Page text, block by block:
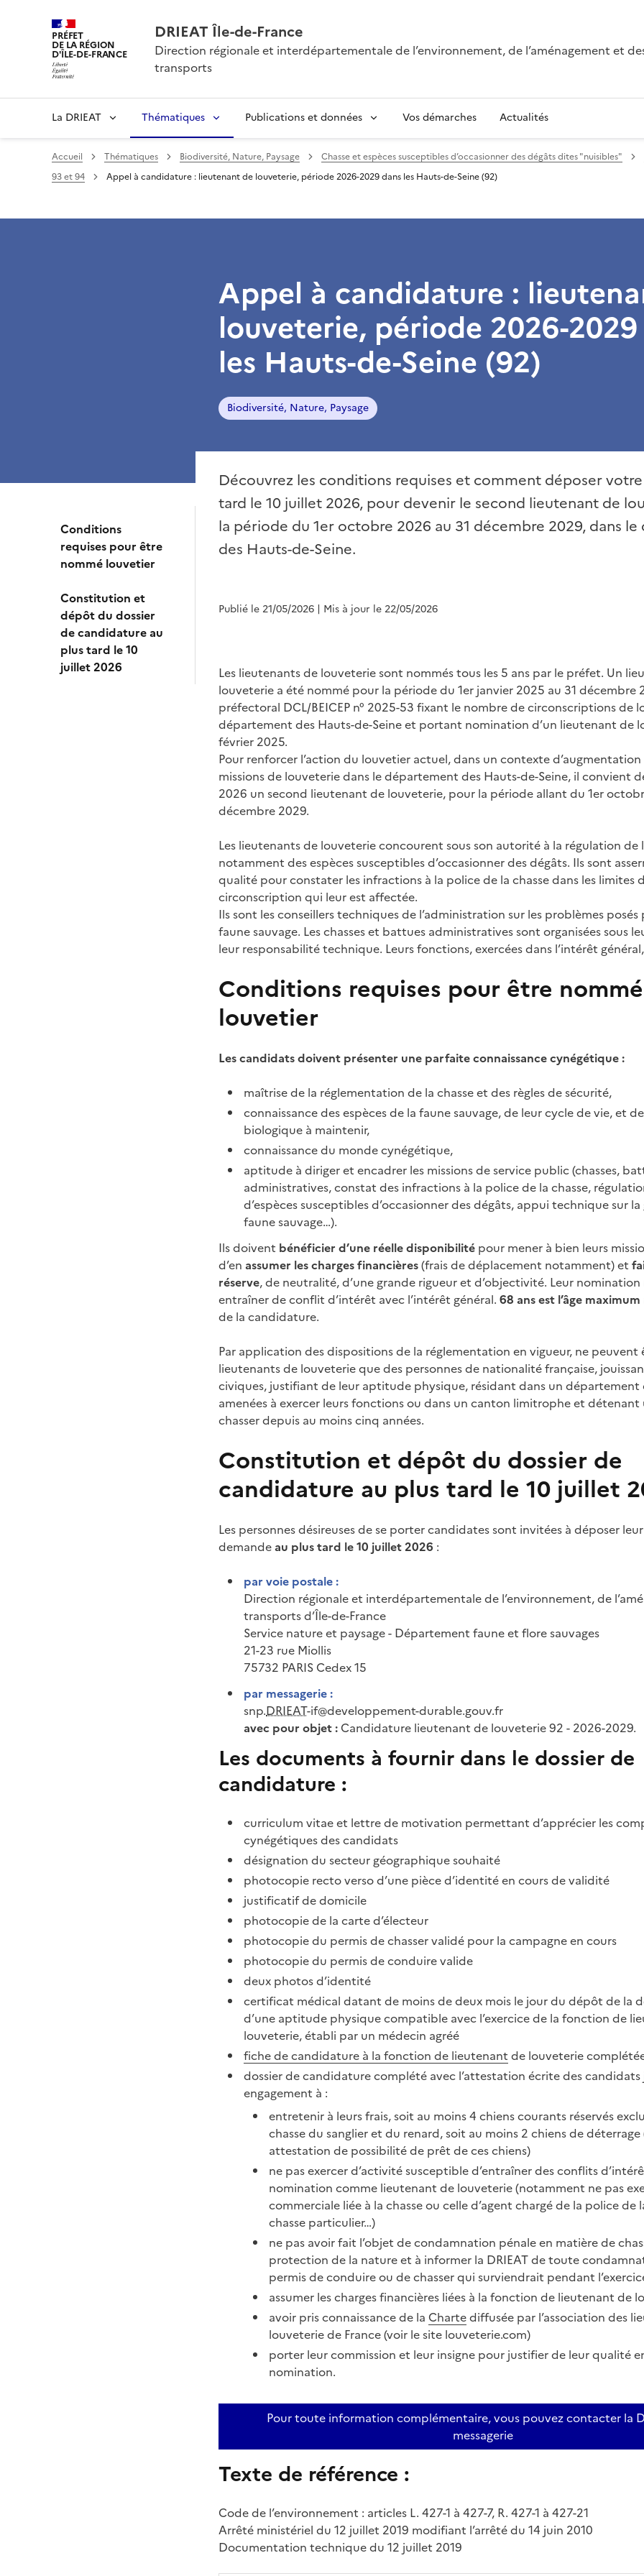
PRÉFET
DE LA RÉGION
D'ÎLE-DE-FRANCE
DRIEAT Île-de-France
Direction régionale et interdépartementale de l’environnement, de l’aménagement et
transports
La DRIEAT Thématiques Publications et données Vos démarches Actualités
Accueil Thématiques Biodiversité, Nature, Paysage Chasse et espèces susceptibles d’occasionner des dégâts dites "nuisibles"
93 et 94
Appel à candidature : lieutenant de louveterie, période 2026-2029 dans les Hauts-de-Seine (92)
Conditions
requises pour être
nommé louvetier
Constitution et
dépôt du dossier
de candidature au
plus tard le 10
juillet 2026
Appel à candidature :
louveterie, période 2026-
les Hauts-de-Seine (92)
Biodiversité, Nature, Paysage
Découvrez les conditions requises et comment déposer
tard le 10 juillet 2026, pour devenir le second lieutenant de
la période du 1er octobre 2026 au 31 décembre 2029, dans
des Hauts-de-Seine.
Publié le 21/05/2026 | Mis à jour le 22/05/2026
Les lieutenants de louveterie sont nommés tous les 5 ans par le préfet. Un
louveterie a été nommé pour la période du 1er janvier 2025 au 31 décembre
préfectoral DCL/BEICEP n° 2025-53 fixant le nombre de circonscriptions de
département des Hauts-de-Seine et portant nomination d’un lieutenant de
février 2025.
Pour renforcer l’action du louvetier actuel, dans un contexte
missions de louveterie dans le département des Hauts-de-Seine, il convient
2026 un second lieutenant de louveterie, pour la période allant du 1er
décembre 2029.
Les lieutenants de louveterie concourent sous son autorité à la régulation de
notamment des espèces susceptibles d’occasionner des dégâts. Ils sont
qualité pour constater les infractions à la police de la chasse dans les limites
circonscription qui leur est affectée.
Ils sont les conseillers techniques de l’administration sur les problèmes posés
faune sauvage. Les chasses et battues administratives sont organisées sous
leur responsabilité technique. Leurs fonctions, exercées dans l’intérêt
Conditions requises pour être nommé
louvetier
Les candidats doivent présenter une parfaite connaissance cynégétique :
maîtrise de la réglementation de la chasse et des règles de sécurité,
connaissance des espèces de la faune sauvage, de leur cycle de vie, et
biologique à maintenir,
connaissance du monde cynégétique,
aptitude à diriger et encadrer les missions de service public (chasses,
administratives, constat des infractions à la police de la chasse,
d’espèces susceptibles d’occasionner des dégâts, appui technique sur
faune sauvage…).
Ils doivent bénéficier d’une réelle disponibilité pour mener à bien leurs
d’en assumer les charges financières(frais de déplacement notamment) et
réserve, de neutralité, d’une grande rigueur et d’objectivité. Leur
entraîner de conflit d’intérêt avec l’intérêt général. 68 ans est l’âge maximum
de la candidature.
Par application des dispositions de la réglementation en vigueur, ne peuvent
lieutenants de louveterie que des personnes de nationalité française,
civiques, justifiant de leur aptitude physique, résidant dans un département
amenées à exercer leurs fonctions ou dans un canton limitrophe et détenant
chasser depuis au moins cinq années.
Constitution et dépôt du dossier de
candidature au plus tard le 10 juillet
Les personnes désireuses de se porter candidates sont invitées à déposer
demandeau plus tard le 10 juillet 2026 :
par voie postale :
Direction régionale et interdépartementale de l’environnement, de
transports d’Île-de-France
Service nature et paysage - Département faune et flore sauvages
21-23 rue Miollis
75732 PARIS Cedex 15
par messagerie :
snp.DRIEAT-if@developpement-durable.gouv.fr
avec pour objet : Candidature lieutenant de louveterie 92 - 2026-2029.
Les documents à fournir dans le dossier de
candidature :
curriculum vitae et lettre de motivation permettant d’apprécier les
cynégétiques des candidats
désignation du secteur géographique souhaité
photocopie recto verso d’une pièce d’identité en cours de validité
justificatif de domicile
photocopie de la carte d’électeur
photocopie du permis de chasser validé pour la campagne en cours
photocopie du permis de conduire valide
deux photos d’identité
certificat médical datant de moins de deux mois le jour du dépôt de la
d’une aptitude physique compatible avec l’exercice de la fonction de
louveterie, établi par un médecin agréé
fiche de candidature à la fonction de lieutenant de louveterie
dossier de candidature complété avec l’attestation écrite des
engagement à :
entretenir à leurs frais, soit au moins 4 chiens courants réservés
chasse du sanglier et du renard, soit au moins 2 chiens de
attestation de possibilité de prêt de ces chiens)
ne pas exercer d’activité susceptible d’entraîner des conflits
nomination comme lieutenant de louveterie (notamment ne pas
commerciale liée à la chasse ou celle d’agent chargé de la police de
chasse particulier…)
ne pas avoir fait l’objet de condamnation pénale en matière de
protection de la nature et à informer la DRIEAT de toute
permis de conduire ou de chasser qui surviendrait pendant
assumer les charges financières liées à la fonction de lieutenant de
avoir pris connaissance de la Chartediffusée par l’association des
louveterie de France (voir le site louveterie.com)
porter leur commission et leur insigne pour justifier de leur qualité
nomination.
Pour toute information complémentaire, vous pouvez contacter la
messagerie
Texte de référence :
Code de l’environnement : articles L. 427-1 à 427-7, R. 427-1 à 427-21
Arrêté ministériel du 12 juillet 2019 modifiant l’arrêté du 14 juin 2010
Documentation technique du 12 juillet 2019